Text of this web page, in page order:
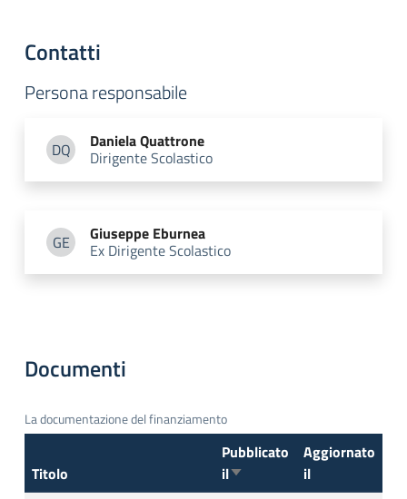
Contatti
Persona responsabile
DQDaniela Quattrone
DanielaQuattrone
Dirigente Scolastico
GEGiuseppe Eburnea
Giuseppe Eburnea
Ex Dirigente Scolastico
Documenti
La documentazione del finanziamento
Titolo
Pubblicato
ilOrdina in modo ascendente
Aggiornato
il